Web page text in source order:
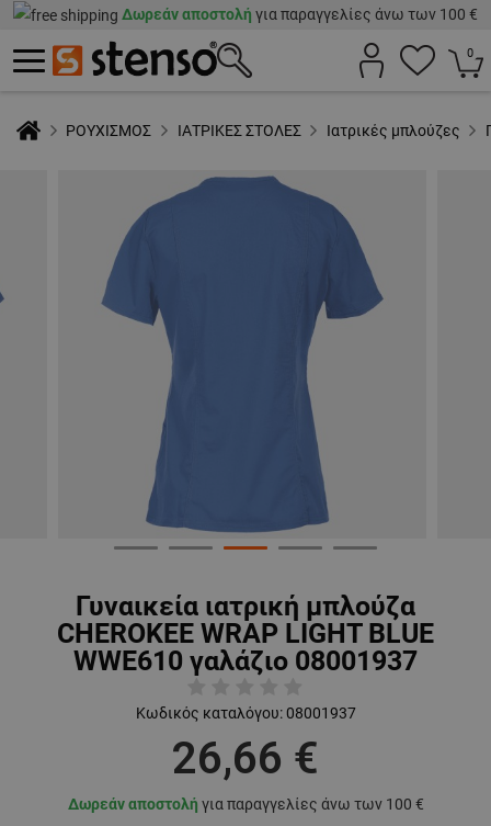
Δωρεάν αποστολή για παραγγελίες άνω των 100 €
0
ΡΟΥΧΙΣΜΟΣ ΙΑΤΡΙΚΕΣ ΣΤΟΛΕΣ Ιατρικές μπλούζες
Γυναικεία ιατρική μπλούζα
CHEROKEE WRAP LIGHT BLUE
WWE610 γαλάζιο 08001937
Κωδικός καταλόγου: 08001937
26,66 €
Δωρεάν αποστολή για παραγγελίες άνω των 100 €